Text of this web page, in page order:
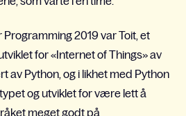
2019 var Toit, et
for «Internet of Things» av
av Python, og i likhet med Python
og utviklet for være lett å
meget godt på